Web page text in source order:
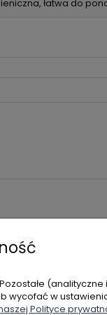
łatwa do
TWOJE ZAMÓWIENIA
USTAWIENIA KONTA
wycofać w
Polityce